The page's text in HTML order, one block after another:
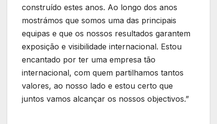
construído estes anos. Ao longo dos anos
mostrámos que somos uma das principais
equipas e que os nossos resultados garantem
exposição e visibilidade internacional. Estou
encantado por ter uma empresa tão
internacional, com quem partilhamos tantos
valores, ao nosso lado e estou certo que
juntos vamos alcançar os nossos objectivos.”